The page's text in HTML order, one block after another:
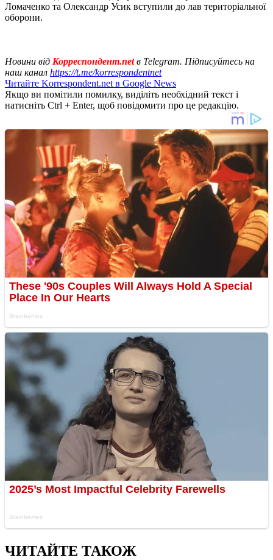
Ломаченко та Олександр Усик вступили до лав територіальної
оборони.
Новини від Корреспондент.netв Telegram. Підписуйтесь на
наш канал https://t.me/korrespondentnet
Читайте Korrespondent.net в Google News
Якщо ви помітили помилку, виділіть необхідний текст і
натисніть Ctrl + Enter, щоб повідомити про це редакцію.
ЧИТАЙТЕ ТАКОЖ